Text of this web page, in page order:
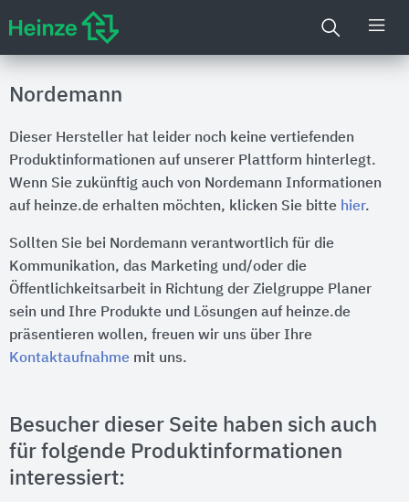
Nordemann
Dieser Hersteller hat leider noch keine vertiefenden
Produktinformationen auf unserer Plattform hinterlegt.
Wenn Sie zukünftig auch von Nordemann Informationen
auf heinze.de erhalten möchten, klicken Sie bitte hier.
Sollten Sie bei Nordemann verantwortlich für die
Kommunikation, das Marketing und/oder die
Öffentlichkeitsarbeit in Richtung der Zielgruppe Planer
sein und Ihre Produkte und Lösungen auf heinze.de
präsentieren wollen, freuen wir uns über Ihre
Kontaktaufnahme mit uns.
Besucher dieser Seite haben sich auch
für folgende Produktinformationen
interessiert: